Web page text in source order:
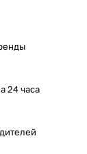
24 часа